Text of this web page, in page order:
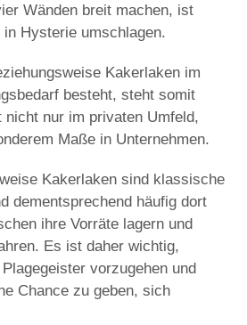
Wänden breit machen, ist
Hysterie umschlagen.
Kakerlaken im
besteht, steht somit
nur im privaten Umfeld,
Maße in Unternehmen.
Kakerlaken sind klassische
dementsprechend häufig dort
ihre Vorräte lagern und
Es ist daher wichtig,
vorzugehen und
Chance zu geben, sich